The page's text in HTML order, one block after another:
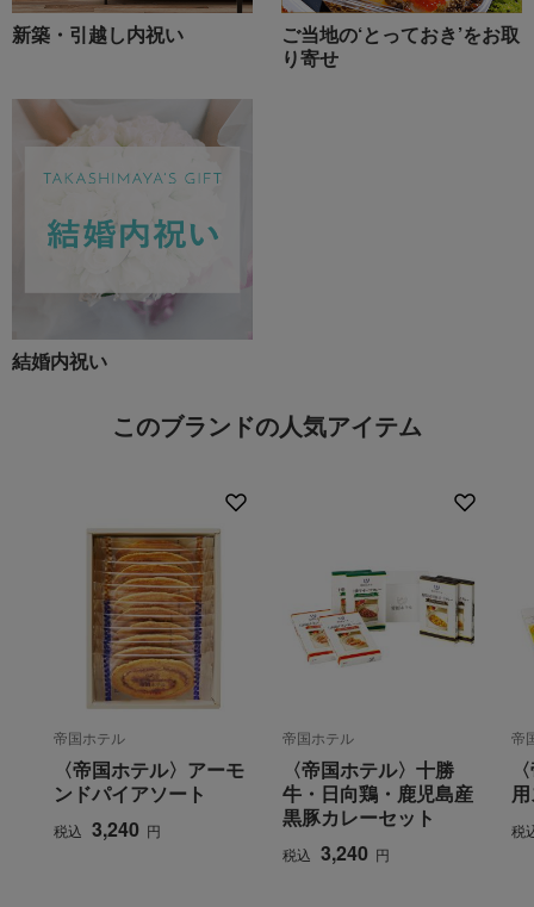
新築・引越し内祝い
ご当地の‘とっておき’をお取
り寄せ
結婚内祝い
このブランドの人気アイテム
帝国ホテル
〈帝国ホテル〉アーモ
ンドパイアソート
税込 3,240 円
帝国ホテル
〈帝国ホテル〉十勝
牛・日向鶏・鹿児島産
黒豚カレーセット
税込 3,240 円
帝
税